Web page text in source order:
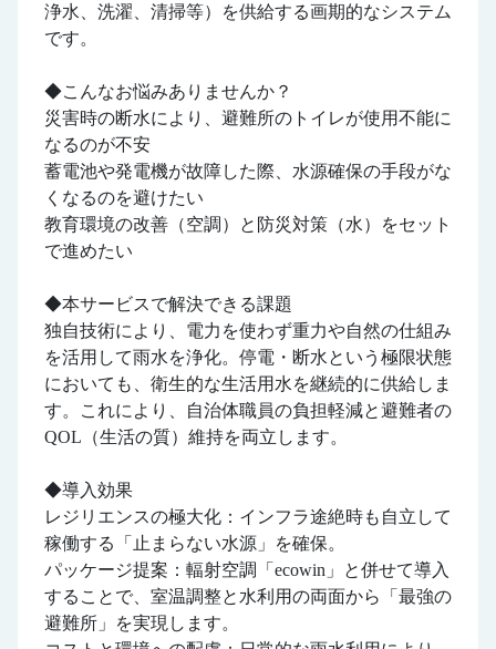
浄水、洗濯、清掃等）を供給する画期的なシステム
です。
◆こんなお悩みありませんか？
災害時の断水により、避難所のトイレが使用不能に
なるのが不安
蓄電池や発電機が故障した際、水源確保の手段がな
くなるのを避けたい
教育環境の改善（空調）と防災対策（水）をセット
で進めたい
◆本サービスで解決できる課題
独自技術により、電力を使わず重力や自然の仕組み
を活用して雨水を浄化。停電・断水という極限状態
においても、衛生的な生活用水を継続的に供給しま
す。これにより、自治体職員の負担軽減と避難者の
QOL（生活の質）維持を両立します。
◆導入効果
レジリエンスの極大化：インフラ途絶時も自立して
稼働する「止まらない水源」を確保。
パッケージ提案：輻射空調「ecowin」と併せて導入
することで、室温調整と水利用の両面から「最強の
避難所」を実現します。